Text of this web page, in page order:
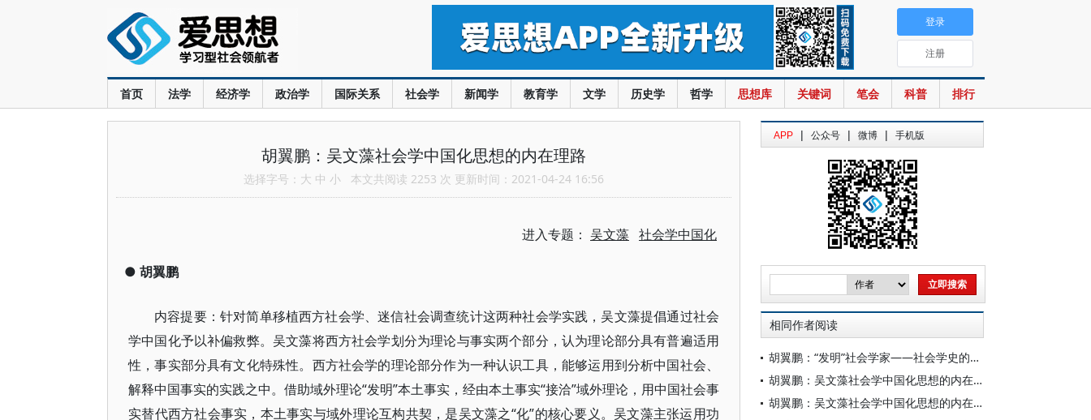
首页 法学 经济学 政治学 国际关系 社会学 新闻学 教育学 文学 历史学 哲学 思想库 关键词 笔会 科普 排行
登录
注册
胡翼鹏：吴文藻社会学中国化思想的内在理路
选择字号： 大 中 小 本文共阅读 2253 次 更新时间：2021-04-24 16:56
进入专题： 吴文藻 社会学中国化
● 胡翼鹏
内容提要：针对简单移植西方社会学、迷信社会调查统计这两种社会学实践，吴文藻提倡通过社会
学中国化予以补偏救弊。吴文藻将西方社会学划分为理论与事实两个部分，认为理论部分具有普遍适用
性，事实部分具有文化特殊性。西方社会学的理论部分作为一种认识工具，能够运用到分析中国社会、
解释中国事实的实践之中。借助域外理论“发明”本土事实，经由本土事实“接洽”域外理论，用中国社会事
实替代西方社会事实，本土事实与域外理论互构共契，是吴文藻之“化”的核心要义。吴文藻主张运用功
APP | 公众号 | 微博 | 手机版
相同作者阅读
胡翼鹏：“发明”社会学家——社会学史的另类书写与知识生产
胡翼鹏：吴文藻社会学中国化思想的内在理路
胡翼鹏：吴文藻社会学中国化思想的内在理路